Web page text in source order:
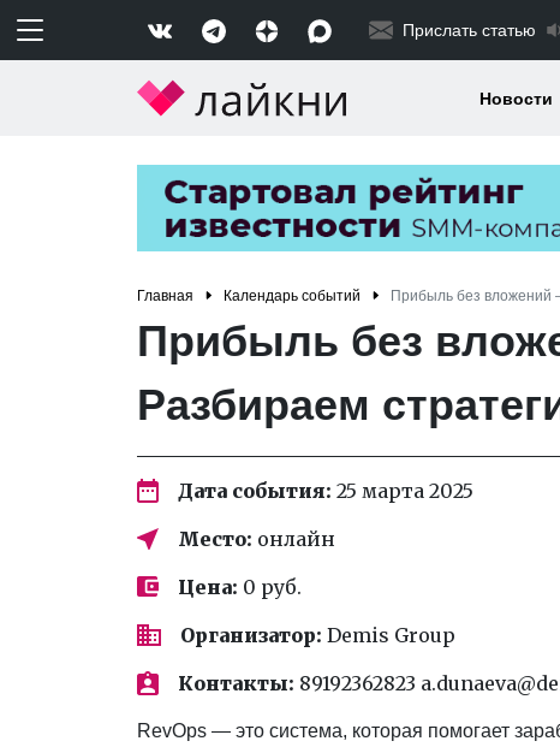
Прислать статью
Новости
Главная Календарь событий Прибыль без вложений
Прибыль без
Разбираем
Дата события: 25 марта 2025
Место: онлайн
Цена: 0 руб.
Организатор: Demis Group
Контакты: 89192362823
RevOps — это система, которая помогает